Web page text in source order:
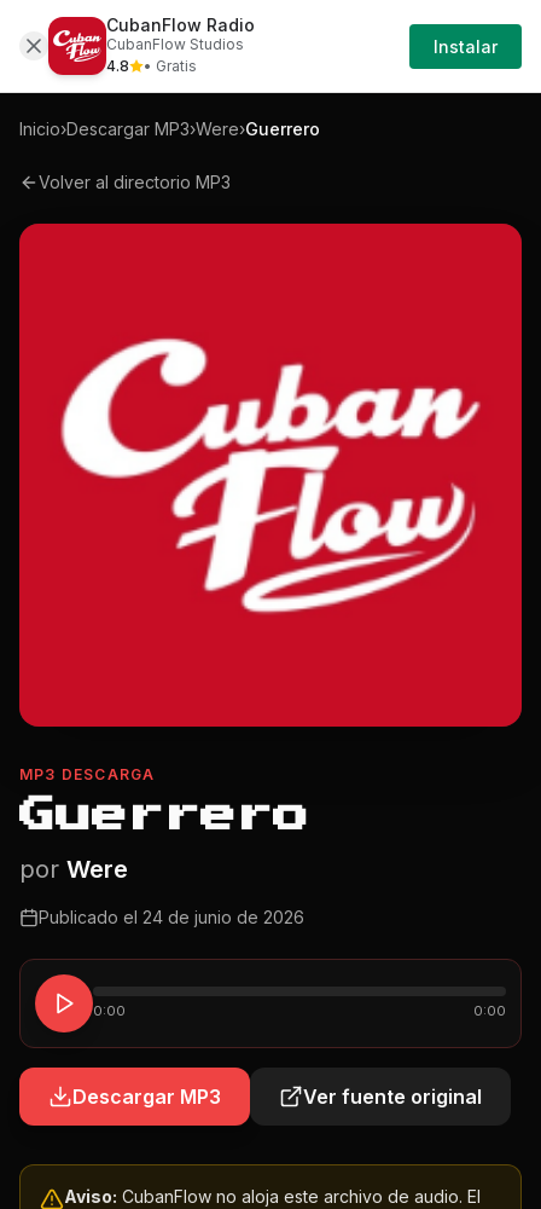
Mp3 Were-guerrero-mp3
Iniciar
Sesión
Inicio›Descargar MP3›Were›Guerrero
Volver al directorio MP3
MP3 DESCARGA
Guerrero
por Were
Publicado el 24 de junio de 2026
0:00 0:00
Descargar MP3 Ver fuente original
Aviso: CubanFlow no aloja este archivo de audio. El
CubanFlow Radio
CubanFlow Studios
4.8
• Gratis
Instalar